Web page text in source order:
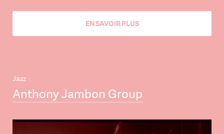
EN SAVOIR PLUS
Jazz
Anthony Jambon Group